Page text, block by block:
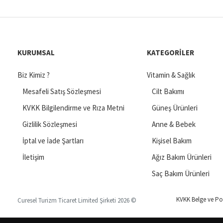
Vichy, La Roche-
Ürünleri düzenli ve
Nemlendirici ve
İlk kullanımda
Curesel.com
Anti-aging ürünlerimizi
ŞIMDI ALIN,
Curesel.com anti-age
almaya meydan okumak
KURUMSAL
Biz Kimiz ?
Mesafeli Satış Sözleşmesi
KVKK Bilgilendirme ve Rıza Metni
Gizlilik Sözleşmesi
İptal ve İade Şartları
İletişim
KATEGORILER
Vitamin & Sağlık
Cilt Bakımı
Güneş Ürünleri
Anne & Bebek
Kişisel Bakım
Ağız Bakım Ürünleri
Saç Bakım Ürünleri
Curesel Turizm Ticaret Limited Şirketi 2026 © KVKK Belge ve